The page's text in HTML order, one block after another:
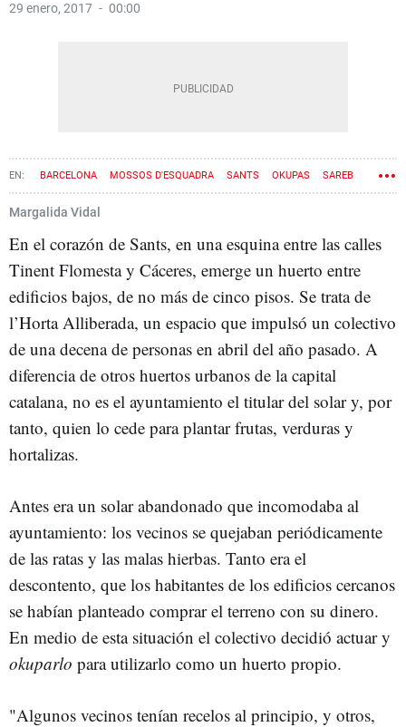
29 enero, 2017 00:00
BARCELONA MOSSOS D'ESQUADRA SANTS OKUPAS SAREB
Margalida Vidal
En el corazón de Sants, en una esquina entre las calles
Tinent Flomesta y Cáceres, emerge un huerto entre
edificios bajos, de no más de cinco pisos. Se trata de
l’Horta Alliberada, un espacio que impulsó un colectivo
de una decena de personas en abril del año pasado. A
diferencia de otros huertos urbanos de la capital
catalana, no es el ayuntamiento el titular del solar y, por
tanto, quien lo cede para plantar frutas, verduras y
hortalizas.
Antes era un solar abandonado que incomodaba al
ayuntamiento: los vecinos se quejaban periódicamente
de las ratas y las malas hierbas. Tanto era el
descontento, que los habitantes de los edificios cercanos
se habían planteado comprar el terreno con su dinero.
En medio de esta situación el colectivo decidió actuar y
okuparlo para utilizarlo como un huerto propio.
"Algunos vecinos tenían recelos al principio, y otros,